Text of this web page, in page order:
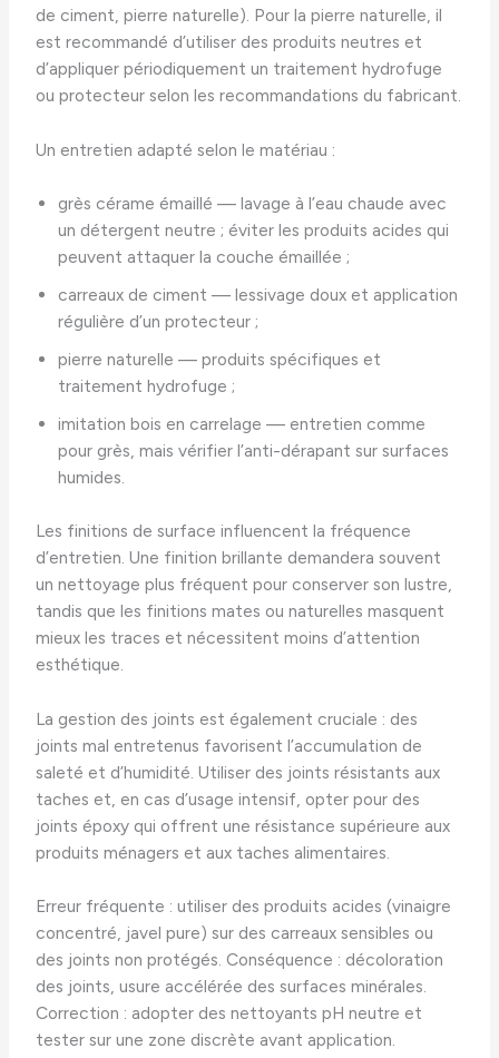
de ciment, pierre naturelle). Pour la pierre naturelle, il
est recommandé d’utiliser des produits neutres et
d’appliquer périodiquement un traitement hydrofuge
ou protecteur selon les recommandations du fabricant.
Un entretien adapté selon le matériau :
grès cérame émaillé — lavage à l’eau chaude avec
un détergent neutre ; éviter les produits acides qui
peuvent attaquer la couche émaillée ;
carreaux de ciment — lessivage doux et application
régulière d’un protecteur ;
pierre naturelle — produits spécifiques et
traitement hydrofuge ;
imitation bois en carrelage — entretien comme
pour grès, mais vérifier l’anti-dérapant sur surfaces
humides.
Les finitions de surface influencent la fréquence
d’entretien. Une finition brillante demandera souvent
un nettoyage plus fréquent pour conserver son lustre,
tandis que les finitions mates ou naturelles masquent
mieux les traces et nécessitent moins d’attention
esthétique.
La gestion des joints est également cruciale : des
joints mal entretenus favorisent l’accumulation de
saleté et d’humidité. Utiliser des joints résistants aux
taches et, en cas d’usage intensif, opter pour des
joints époxy qui offrent une résistance supérieure aux
produits ménagers et aux taches alimentaires.
Erreur fréquente : utiliser des produits acides (vinaigre
concentré, javel pure) sur des carreaux sensibles ou
des joints non protégés. Conséquence : décoloration
des joints, usure accélérée des surfaces minérales.
Correction : adopter des nettoyants pH neutre et
tester sur une zone discrète avant application.